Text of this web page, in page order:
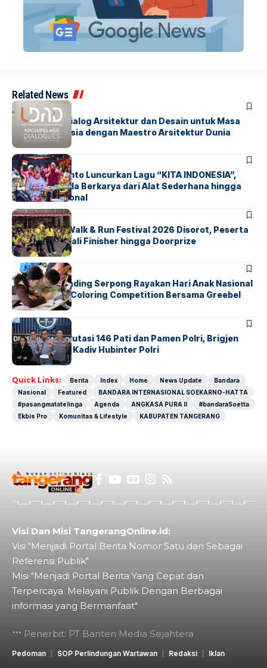
Related News
BERITAHOME
LDAD 2026: Dialog Arsitektur dan Desain untuk Masa
Depan Indonesia dengan Maestro Arsitektur Dunia
BERITAINDEX
Marissa Sutanto Luncurkan Lagu “KITA INDONESIA”,
Ajak Anak Muda Berkarya dari Alat Sederhana hingga
Musik Tradisional
BERITAINDEX
Tangsel Fun Walk & Run Festival 2026 Disorot, Peserta
Keluhkan Medali Finisher hingga Doorprize
BERITAINDEX
Atria Hotel Gading Serpong Rayakan Hari Anak Nasional
Lewat Family Coloring Competition Bersama Greebel
Indonesia
BERITA
Mabes Polri Mutasi 146 Pati dan Pamen Polri, Brigjen
Untung Jabat Kadiv Hubinter Polri
Quick Links: Berita Index Home News Update
Bandara
Nasional
Featured
BANDARA INTERNASIONAL SOEKARNO-HATTA
#pasangmatatelinga
Agenda ANGKASA PURA II
#bandaraSoetta
Ekbis Pro
Komunitas & Lifestyle KABUPATEN TANGERANG
Visi Dan Misi TangerangOnline.id:
Visi "Menjadi Portal Berita Nomor Satu dan Sebagai
Referensi Publik"
Misi "Menjadi Portal Berita Yang Cepat dan
Terpercaya. Melayani Publik Dengan Berbagai
informasi yang Bermanfaat"
Penerbit: PT Banten Media Sejahtera
Pedoman SOP Perlindungan Wartawan Redaksi Iklan